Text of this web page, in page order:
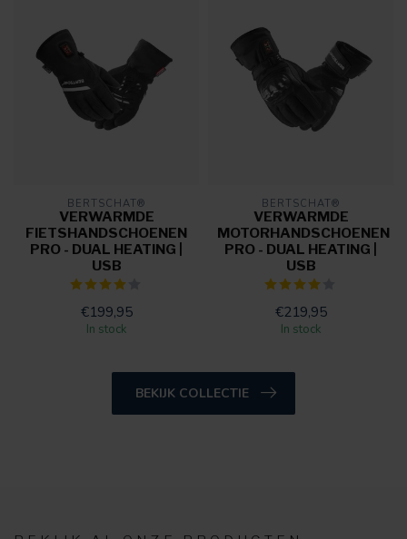
BERTSCHAT®
VERWARMDE
FIETSHANDSCHOENEN
PRO - DUAL HEATING |
USB
€199,95
In stock
BERTSCHAT®
VERWARMDE
MOTORHANDSCHOENEN
PRO - DUAL HEATING |
USB
€219,95
In stock
BEKIJK COLLECTIE